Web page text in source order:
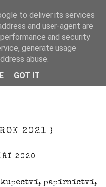
2021 }
2020
papírníctví,
to deliver its services
and user-agent are
and security
generate usage
abuse.
GOT IT